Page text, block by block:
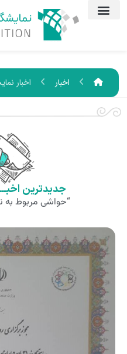
اخبار اخبار
جدیدترین
“حواشی مربوط به